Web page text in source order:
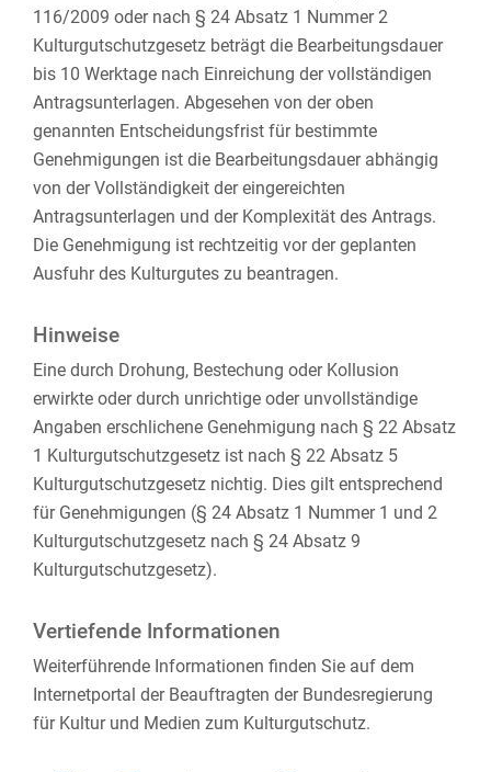
116/2009 oder nach § 24 Absatz 1 Nummer 2
Kulturgutschutzgesetz beträgt die Bearbeitungsdauer
bis 10 Werktage nach Einreichung der vollständigen
Antragsunterlagen. Abgesehen von der oben
genannten Entscheidungsfrist für bestimmte
Genehmigungen ist die Bearbeitungsdauer abhängig
von der Vollständigkeit der eingereichten
Antragsunterlagen und der Komplexität des Antrags.
Die Genehmigung ist rechtzeitig vor der geplanten
Ausfuhr des Kulturgutes zu beantragen.
Hinweise
Eine durch Drohung, Bestechung oder Kollusion
erwirkte oder durch unrichtige oder unvollständige
Angaben erschlichene Genehmigung nach § 22 Absatz
1 Kulturgutschutzgesetz ist nach § 22 Absatz 5
Kulturgutschutzgesetz nichtig. Dies gilt entsprechend
für Genehmigungen (§ 24 Absatz 1 Nummer 1 und 2
Kulturgutschutzgesetz nach § 24 Absatz 9
Kulturgutschutzgesetz).
Vertiefende Informationen
Weiterführende Informationen finden Sie auf dem
Internetportal der Beauftragten der Bundesregierung
für Kultur und Medien zum Kulturgutschutz.